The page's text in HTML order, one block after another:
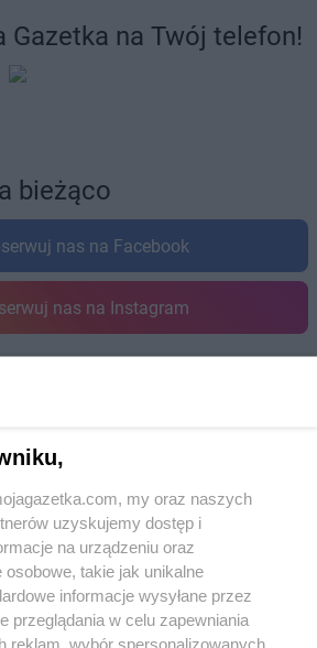
Gazetka na Twój telefon!
bieżąco
nas na Facebook
nas na Instagram
pytania?
– analiza rynku
my oraz naszych
uzyskujemy dostęp i
na urządzeniu oraz
takie jak unikalne
informacje wysyłane przez
przeglądania w celu zapewniania
reklam, wybór spersonalizowanych